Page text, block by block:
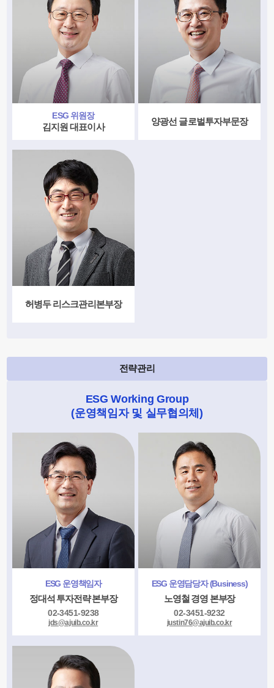
ESG 위원장
김지원 대표이사
양광선 글로벌투자부문장
허병두 리스크관리본부장
전략관리
ESG Working Group
(운영책임자 및 실무협의체)
ESG 운영책임자
정대석 투자전략 본부장
02-3451-9238
jds@ajuib.co.kr
ESG 운영담당자 (Business)
노영철 경영 본부장
02-3451-9232
justin76@ajuib.co.kr